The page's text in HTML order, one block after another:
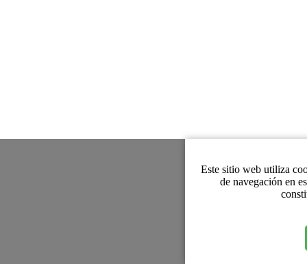
Este sitio web utiliza
de navegación en